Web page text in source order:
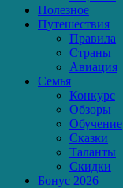
Полезное
Путешествия
Правила
Страны
Авиация
Семья
Конкурс
Обзоры
Обучение
Сказки
Таланты
Скидки
Бонус 2026